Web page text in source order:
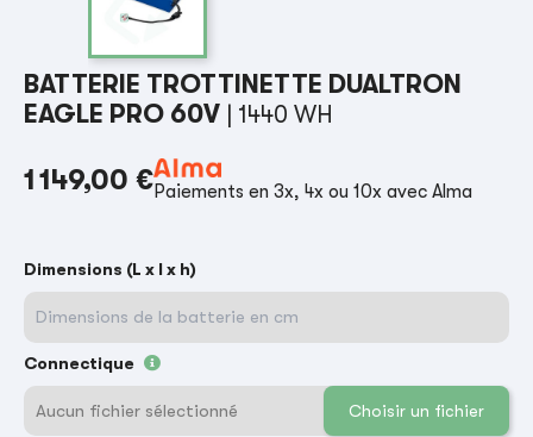
BATTERIE TROTTINETTE DUALTRON
EAGLE PRO 60V
| 1440 WH
1 149,00 €Paiements en 3x, 4x ou 10x avec Alma
Dimensions (L x l x h)
Connectique
Aucun fichier sélectionné Choisir un fichier